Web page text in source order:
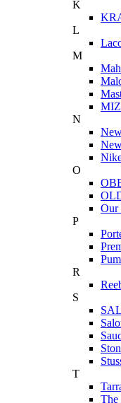
K
L
M
N
O
Our
P
R
S
T
The